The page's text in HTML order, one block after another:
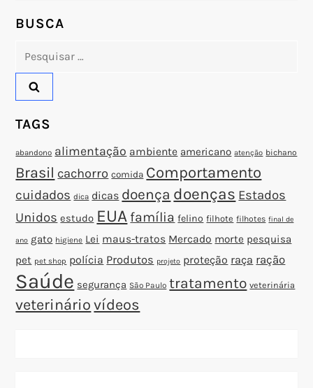
o
s
t
BUSCA
Pesquisar
TAGS
abandono alimentação ambiente americano atenção bichano
Brasil cachorro comida Comportamento
cuidados dica dicas doença doenças Estados
Unidos estudo EUA família felino filhote filhotes final de
ano gato higiene Lei maus-tratos Mercado morte pesquisa
pet pet shop polícia Produtos projeto proteção raça ração
Saúde segurança São Paulo tratamento veterinária
veterinário vídeos